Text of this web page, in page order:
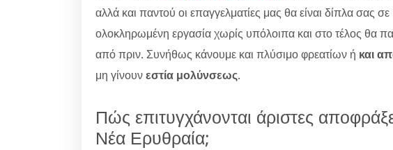
αλλά και παντού οι επαγγελματίες μας θα είναι δίπλα σας
ολοκληρωμένη εργασία χωρίς υπόλοιπα και στο τέλος θα
από πριν. Συνήθως κάνουμε και πλύσιμο φρεατίων ή και
μη γίνουνεστία μολύνσεως.
Πώς επιτυγχάνονται άριστες
Νέα Ερυθραία;